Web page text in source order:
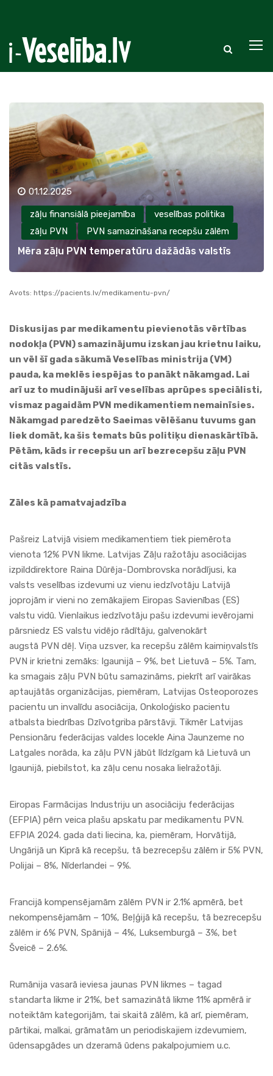
01.12.2025
zāļu finansiālā pieejamība
veselības politika
zāļu PVN
PVN samazināšana recepšu zālēm
Mēra zāļu PVN temperatūru dažādās valstīs
Avots: https://pacients.lv/medikamentu-pvn/
Diskusijas par medikamentu pievienotās vērtības
nodokļa (PVN) samazinājumu izskan jau krietnu laiku,
un vēl šī gada sākumā Veselības ministrija (VM)
pauda, ka meklēs iespējas to panākt nākamgad. Lai
arī uz to mudinājuši arī veselības aprūpes speciālisti,
vismaz pagaidām PVN medikamentiem nemainīsies.
Nākamgad paredzēto Saeimas vēlēšanu tuvums gan
liek domāt, ka šis temats būs politiķu dienaskārtībā.
Pētām, kāds ir recepšu un arī bezrecepšu zāļu PVN
citās valstīs.
Zāles kā pamatvajadzība
Pašreiz Latvijā visiem medikamentiem tiek piemērota
vienota 12% PVN likme. Latvijas Zāļu ražotāju asociācijas
izpilddirektore Raina Dūrēja-Dombrovska norādījusi, ka
valsts veselības izdevumi uz vienu iedzīvotāju Latvijā
joprojām ir vieni no zemākajiem Eiropas Savienības (ES)
valstu vidū. Vienlaikus iedzīvotāju pašu izdevumi ievērojami
pārsniedz ES valstu vidējo rādītāju, galvenokārt
augstā PVN dēļ. Viņa uzsver, ka recepšu zālēm kaimiņvalstīs
PVN ir krietni zemāks: Igaunijā – 9%, bet Lietuvā – 5%. Tam,
ka smagais zāļu PVN būtu samazināms, piekrīt arī vairākas
aptaujātās organizācijas, piemēram, Latvijas Osteoporozes
pacientu un invalīdu asociācija, Onkoloģisko pacientu
atbalsta biedrības Dzīvotgriba pārstāvji. Tikmēr Latvijas
Pensionāru federācijas valdes locekle Aina Jaunzeme no
Latgales norāda, ka zāļu PVN jābūt līdzīgam kā Lietuvā un
Igaunijā, piebilstot, ka zāļu cenu nosaka lielražotāji.
Eiropas Farmācijas Industriju un asociāciju federācijas
(EFPIA) pērn veica plašu apskatu par medikamentu PVN.
EFPIA 2024. gada dati liecina, ka, piemēram, Horvātijā,
Ungārijā un Kiprā kā recepšu, tā bezrecepšu zālēm ir 5% PVN,
Polijai – 8%, Nīderlandei – 9%.
Francijā kompensējamām zālēm PVN ir 2.1% apmērā, bet
nekompensējamām – 10%, Beļģijā kā recepšu, tā bezrecepšu
zālēm ir 6% PVN, Spānijā – 4%, Luksemburgā – 3%, bet
Šveicē – 2.6%.
Rumānija vasarā ieviesa jaunas PVN likmes – tagad
standarta likme ir 21%, bet samazinātā likme 11% apmērā ir
noteiktām kategorijām, tai skaitā zālēm, kā arī, piemēram,
pārtikai, malkai, grāmatām un periodiskajiem izdevumiem,
ūdensapgādes un dzeramā ūdens pakalpojumiem u.c.